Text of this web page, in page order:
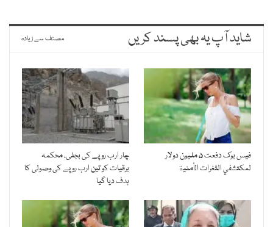
شاید آپ یہ بھی پسند کریں مصنف سے زیادہ
فيس بوك دفعت ۵ مليون دولار
لمكتشفي الثغرات الأمنية
چار ارب روپے کی بجلی، محکمہ
برقیات کو تین ارب روپے کی وصولی کا
ہدف دیا گیا